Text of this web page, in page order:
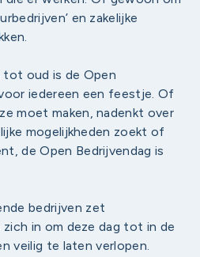
en zakelijke
tot oud is de Open
iedereen een feestje. Of
moet maken, nadenkt over
mogelijkheden zoekt of
de Open Bedrijvendag is
bedrijven zet
zich in om deze dag tot in de
veilig te laten verlopen.